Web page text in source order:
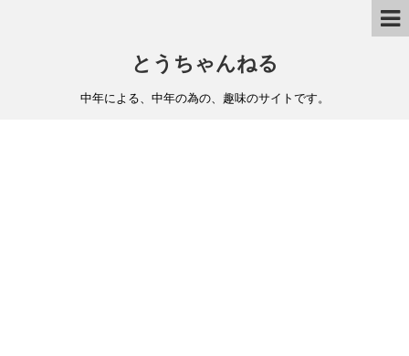
とうちゃんねる
中年による、中年の為の、趣味のサイトです。